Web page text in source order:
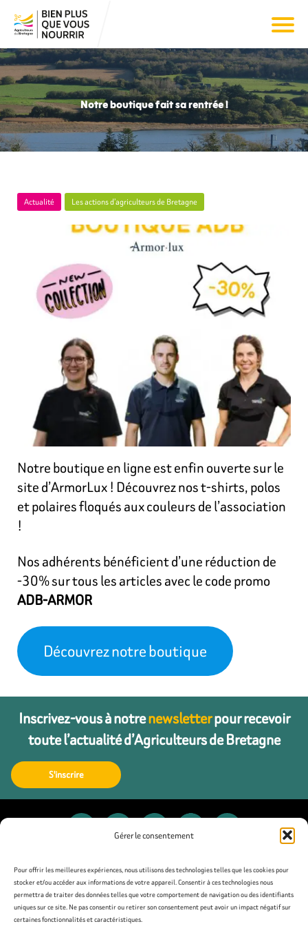
Gérer le consentement
Pour offrir les meilleures expériences, nous utilisons des technologies telles que les cookies pour
stocker et/ou accéder aux informations de votre appareil. Consentir à ces technologies nous
permettra de traiter des données telles que votre comportement de navigation ou des identifiants
uniques sur ce site. Ne pas consentir ou retirer son consentement peut avoir un impact négatif sur
certaines fonctionnalités et caractéristiques.
Notre boutique fait sa rentrée !
Actualité Les actions d’agriculteurs de Bretagne
Notre boutique en ligne est enfin ouverte sur le
site d’ArmorLux ! Découvrez nos t-shirts, polos
et polaires floqués aux couleurs de l’association
!
Nos adhérents bénéficient d’une réduction de
-30% sur tous les articles avec le code promo
ADB-ARMOR
Découvrez notre boutique
Inscrivez-vous à notrenewsletterpour recevoir
toute l’actualité d’Agriculteurs de Bretagne
S'inscrire
Contact
Presse